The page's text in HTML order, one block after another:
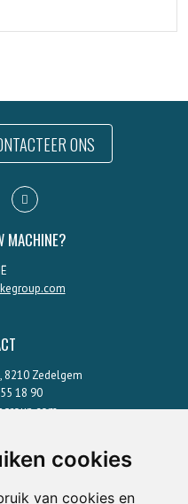
cookies
van cookies en
ONS
MACHINE?
8210 Zedelgem
18 90